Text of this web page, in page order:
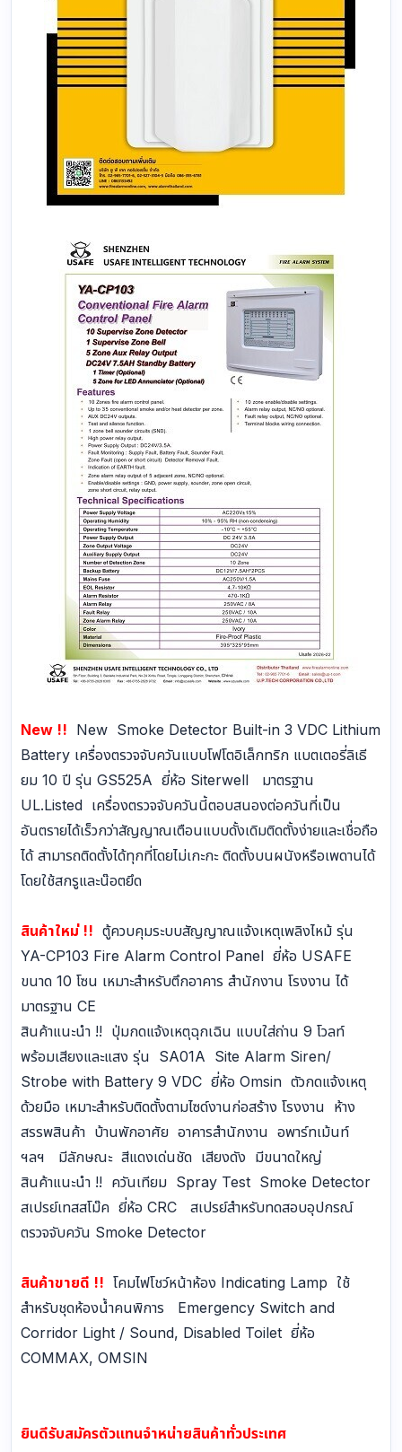
New !! New Smoke Detector Built-in 3 VDC Lithium
Battery เครื่องตรวจจับควันแบบโฟโตอิเล็กทริก แบตเตอรี่ลิเธี
ยม 10 ปี รุ่น GS525A ยี่ห้อ Siterwell มาตรฐาน
UL.Listed เครื่องตรวจจับควันนี้ตอบสนองต่อควันที่เป็น
อันตรายได้เร็วกว่าสัญญาณเตือนแบบดั้งเดิมติดตั้งง่ายและเชื่อถือ
ได้ สามารถติดตั้งได้ทุกที่โดยไม่เกะกะ ติดตั้งบนผนังหรือเพดานได้
โดยใช้สกรูและน๊อตยึด
สินค้าใหม่ !! ตู้ควบคุมระบบสัญญาณแจ้งเหตุเพลิงไหม้ รุ่น
YA-CP103 Fire Alarm Control Panel ยี่ห้อ USAFE
ขนาด 10 โซน เหมาะสำหรับตึกอาคาร สำนักงาน โรงงาน ได้
มาตรฐาน CE
สินค้าแนะนำ !! ปุ่มกดแจ้งเหตุฉุกเฉิน แบบใส่ถ่าน 9 โวลท์
พร้อมเสียงและแสง รุ่น SA01A Site Alarm Siren/
Strobe with Battery 9 VDC ยี่ห้อ Omsin ตัวกดแจ้งเหตุ
ด้วยมือ เหมาะสำหรับติดตั้งตามไซด์งานก่อสร้าง โรงงาน ห้าง
สรรพสินค้า บ้านพักอาศัย อาคารสำนักงาน อพาร์ทเม้นท์
ฯลฯ มีลักษณะ สีแดงเด่นชัด เสียงดัง มีขนาดใหญ่
สินค้าแนะนำ !! ควันเทียม Spray Test Smoke Detector
สเปรย์เทสสโม๊ค ยี่ห้อ CRC สเปรย์สำหรับทดสอบอุปกรณ์
ตรวจจับควัน Smoke Detector
สินค้าขายดี !! โคมไฟโชว์หน้าห้อง Indicating Lamp ใช้
สำหรับชุดห้องน้ำคนพิการ Emergency Switch and
Corridor Light / Sound, Disabled Toilet ยี่ห้อ
COMMAX, OMSIN
ยินดีรับสมัครตัวแทนจำหน่ายสินค้าทั่วประเทศ